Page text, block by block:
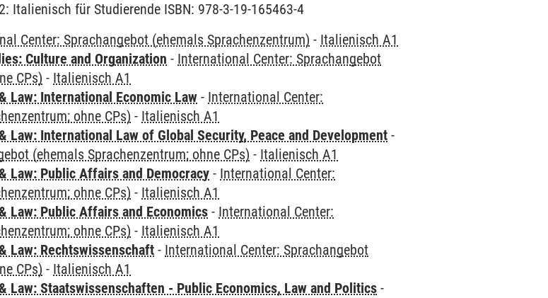
Italienisch für Studierende ISBN: 978-3-19-165463-4
Center: Sprachangebot (ehemals Sprachenzentrum) - Italienisch A1
Culture and Organization - International Center: Sprachangebot
CPs) - Italienisch A1
Law: International Economic Law - International Center:
ohne CPs) - Italienisch A1
Law: International Law of Global Security, Peace and Development -
(ehemals Sprachenzentrum; ohne CPs) - Italienisch A1
Law: Public Affairs and Democracy - International Center:
ohne CPs) - Italienisch A1
Law: Public Affairs and Economics - International Center:
ohne CPs) - Italienisch A1
Law: Rechtswissenschaft - International Center: Sprachangebot
CPs) - Italienisch A1
Law: Staatswissenschaften - Public Economics, Law and Politics -